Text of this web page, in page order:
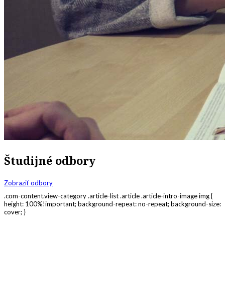
Študijné odbory
Zobraziť odbory
.com-content.view-category .article-list .article .article-intro-image img {
height: 100%!important; background-repeat: no-repeat; background-size:
cover; }